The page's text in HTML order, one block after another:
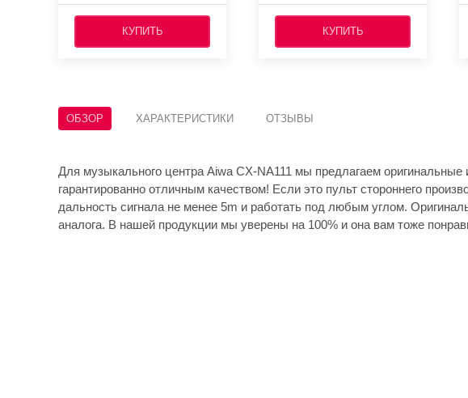
КУПИТЬ КУПИТЬ
ОБЗОР ХАРАКТЕРИСТИКИ ОТЗЫВЫ
Для музыкального центра Aiwa CX-NA111 мы предлагаем оригинальные
гарантированно отличным качеством! Если это пульт стороннего
дальность сигнала не менее 5m и работать под любым углом.
аналога. В нашей продукции мы уверены на 100% и она вам тоже